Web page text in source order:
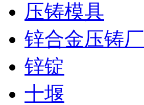
压铸模具
锌合金压铸厂
锌锭
十堰